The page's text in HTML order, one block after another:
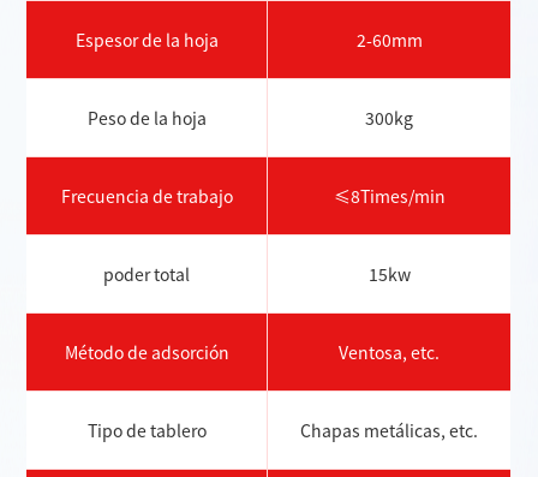
Espesor de la hoja 2-60mm
Peso de la hoja 300kg
Frecuencia de trabajo ≤8Times/min
poder total 15kw
Método de adsorción Ventosa, etc.
Tipo de tablero Chapas metálicas, etc.